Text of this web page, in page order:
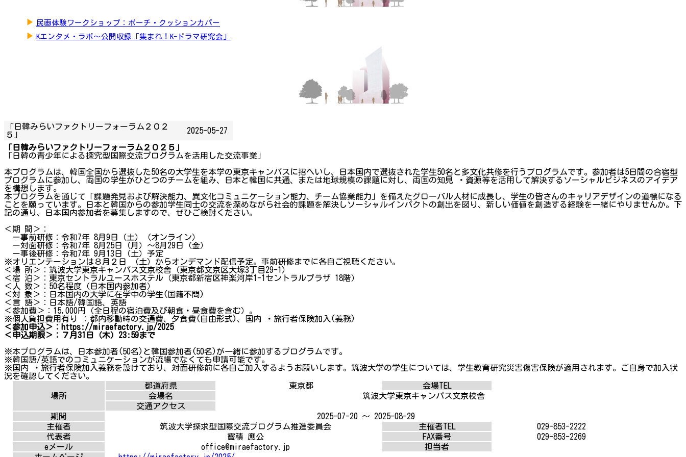
▶ 民画体験ワークショップ：ポーチ・クッションカバー
▶ Kエンタメ・ラボ～公開収録「集まれ！K-ドラマ研究会」
「日韓みらいファクトリーフォーラム２０２
５」
2025-05-27
「日韓みらいファクトリーフォーラム２０２５」
「日韓の青少年による探究型国際交流プログラムを活用した交流事業」
本プログラムは、韓国全国から選抜した50名の大学生を本学の東京キャンパスに招へいし、日本国内で選抜された学生50名と多文化共修を行うプログラムです。参加者は5日間の合宿型
プログラムに参加し、両国の学生がひとつのチームを組み、日本と韓国に共通、または地球規模の課題に対し、両国の知見 ・資源等を活用して解決するソーシャルビジネスのアイデア
を構想します。
本プログラムを通じて「課題発見および解決能力、異文化コミュニケーション能力、チーム協業能力」を備えたグローバル人材に成長し、学生の皆さんのキャリアデザインの道標になる
ことを願っています。日本と韓国からの参加学生同士の交流を深めながら社会的課題を解決しソーシャルインパクトの創出を図り、新しい価値を創造する経験を一緒にやりませんか。下
記の通り、日本国内参加者を募集しますので、ぜひご検討ください。
＜期 間＞：
ー事前研修：令和7年 8月9日（土）（オンライン）
ー対面研修：令和7年 8月25日（月）～8月29日（金）
ー事後研修：令和7年 9月13日（土）予定
※オリエンテーションは８月２日 （土）からオンデマンド配信予定。事前研修までに各自ご視聴ください。
＜場 所＞：筑波大学東京キャンパス文京校舎（東京都文京区大塚3丁目29-1）
＜宿 泊＞：東京セントラルユースホステル（東京都新宿区神楽河岸1-1セントラルプラザ 18階）
＜人 数＞：50名程度（日本国内参加者）
＜対 象＞：日本国内の大学に在学中の学生(国籍不問)
＜言 語＞：日本語/韓国語、英語
＜参加費＞：15,000円（全日程の宿泊費及び朝食・昼食費を含む）。
※個人負担費用有り ：都内移動時の交通費、夕食費(自由形式)、国内 ・旅行者保険加入(義務)
＜参加申込＞：https://miraefactory.jp/2025
＜申込期限＞：７月31日（木）23:59まで
※本プログラムは、日本参加者(50名)と韓国参加者(50名)が一緒に参加するプログラムです。
※韓国語/英語でのコミュニケーションが流暢でなくても申請可能です。
※国内 ・旅行者保険加入義務を設けており、対面研修前に各自ご加入するようお願いします。筑波大学の学生については、学生教育研究災害傷害保険が適用されます。ご自身で加入状
況を確認してください。
場所
都道府県 東京都
会場TEL
会場名
筑波大学東京キャンパス文京校舎
交通アクセス
期間
2025-07-20 ～ 2025-08-29
主催者
筑波大学探求型国際交流プログラム推進委員会 主催者TEL
029-853-2222
代表者
寳積 應公 FAX番号
029-853-2269
eメール
office@miraefactory.jp
担当者